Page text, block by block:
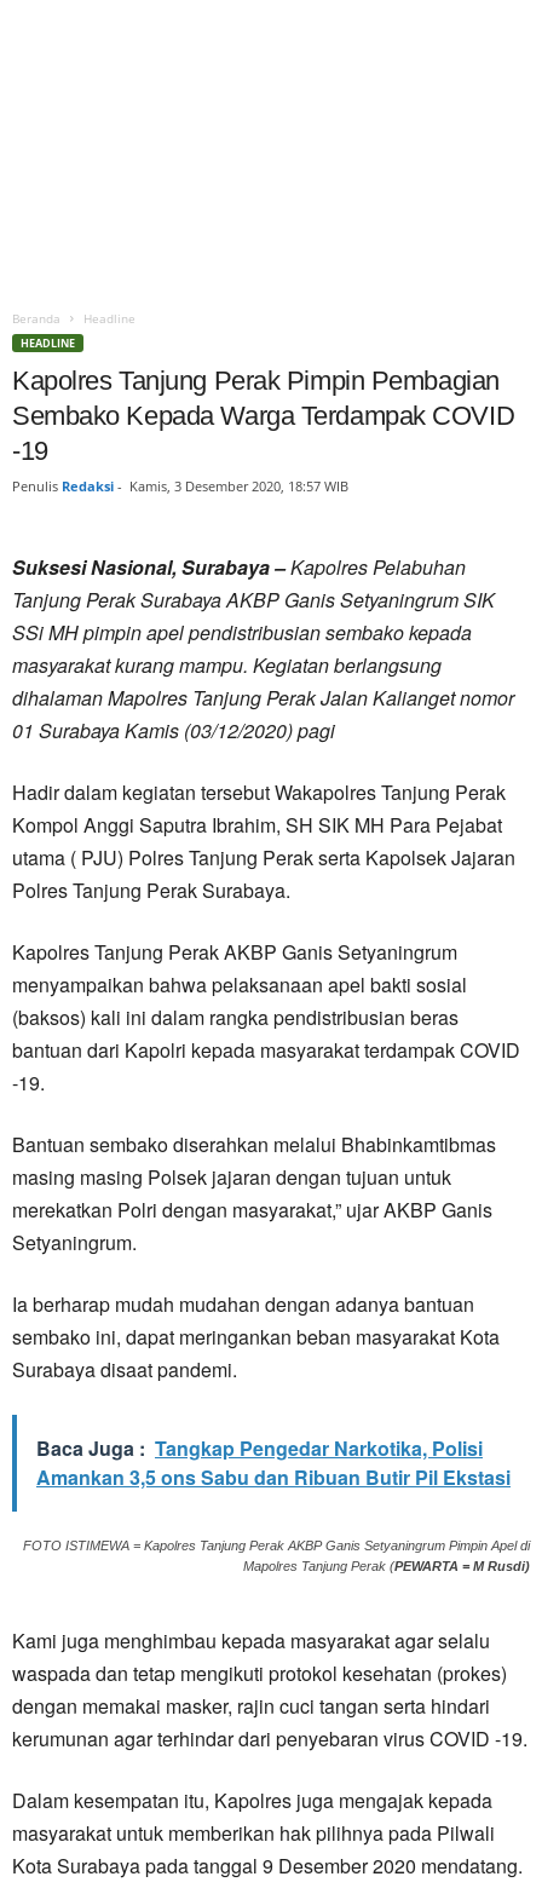
Beranda Headline
HEADLINE
Kapolres Tanjung Perak Pimpin Pembagian
Sembako Kepada Warga Terdampak COVID
-19
Penulis Redaksi - Kamis, 3 Desember 2020, 18:57 WIB
Suksesi Nasional, Surabaya –Kapolres Pelabuhan
Tanjung Perak Surabaya AKBP Ganis Setyaningrum SIK
SSi MH pimpin apel pendistribusian sembako kepada
masyarakat kurang mampu. Kegiatan berlangsung
dihalaman Mapolres Tanjung Perak Jalan Kalianget nomor
01 Surabaya Kamis (03/12/2020) pagi
Hadir dalam kegiatan tersebut Wakapolres Tanjung Perak
Kompol Anggi Saputra Ibrahim, SH SIK MH Para Pejabat
utama ( PJU) Polres Tanjung Perak serta Kapolsek Jajaran
Polres Tanjung Perak Surabaya.
Kapolres Tanjung Perak AKBP Ganis Setyaningrum
menyampaikan bahwa pelaksanaan apel bakti sosial
(baksos) kali ini dalam rangka pendistribusian beras
bantuan dari Kapolri kepada masyarakat terdampak COVID
-19.
Bantuan sembako diserahkan melalui Bhabinkamtibmas
masing masing Polsek jajaran dengan tujuan untuk
merekatkan Polri dengan masyarakat,” ujar AKBP Ganis
Setyaningrum.
Ia berharap mudah mudahan dengan adanya bantuan
sembako ini, dapat meringankan beban masyarakat Kota
Surabaya disaat pandemi.
Baca Juga : Tangkap Pengedar Narkotika, Polisi
Amankan 3,5 ons Sabu dan Ribuan Butir Pil Ekstasi
FOTO ISTIMEWA = Kapolres Tanjung Perak AKBP Ganis Setyaningrum Pimpin Apel di
Mapolres Tanjung Perak (PEWARTA = M Rusdi)
Kami juga menghimbau kepada masyarakat agar selalu
waspada dan tetap mengikuti protokol kesehatan (prokes)
dengan memakai masker, rajin cuci tangan serta hindari
kerumunan agar terhindar dari penyebaran virus COVID -19.
Dalam kesempatan itu, Kapolres juga mengajak kepada
masyarakat untuk memberikan hak pilihnya pada Pilwali
Kota Surabaya pada tanggal 9 Desember 2020 mendatang.